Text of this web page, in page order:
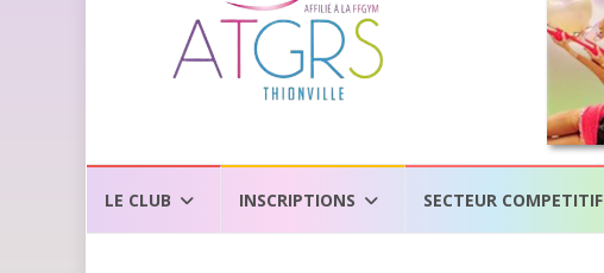
LE CLUB INSCRIPTIONS SECTEUR COMPETITIF